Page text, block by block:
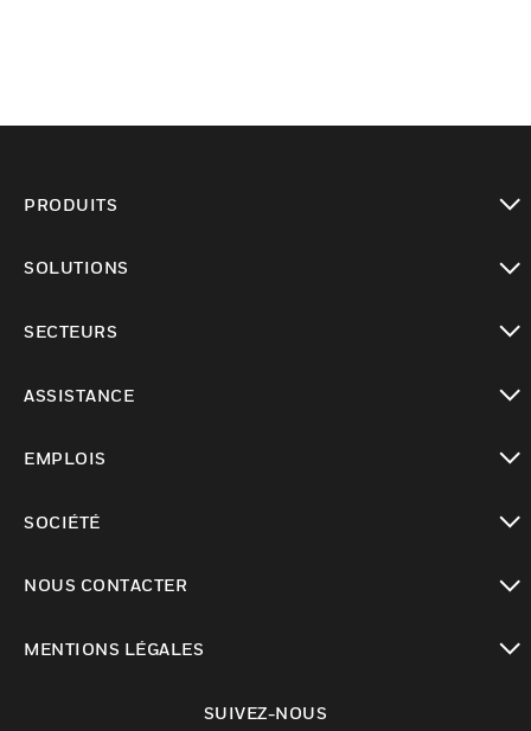
PRODUITS
SOLUTIONS
SECTEURS
ASSISTANCE
EMPLOIS
SOCIÉTÉ
NOUS CONTACTER
MENTIONS LÉGALES
SUIVEZ-NOUS